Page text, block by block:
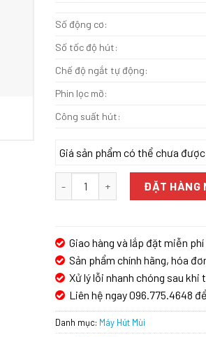
Số động cơ:
Số tốc độ hút:
Chế độ ngắt tự động:
Phin lọc mỡ:
Công suất hút:
Giá sản phẩm có thể chưa
MÁY HÚT KHÓI JENAIR JEN-
ĐẶT HÀNG
Giao hàng và lắp đặt miễn
Sản phẩm chính hãng, hóa
Xử lý lỗi nhanh chóng sau khi
Liên hệ ngay 096.775.4648
Danh mục: Máy Hút Mùi